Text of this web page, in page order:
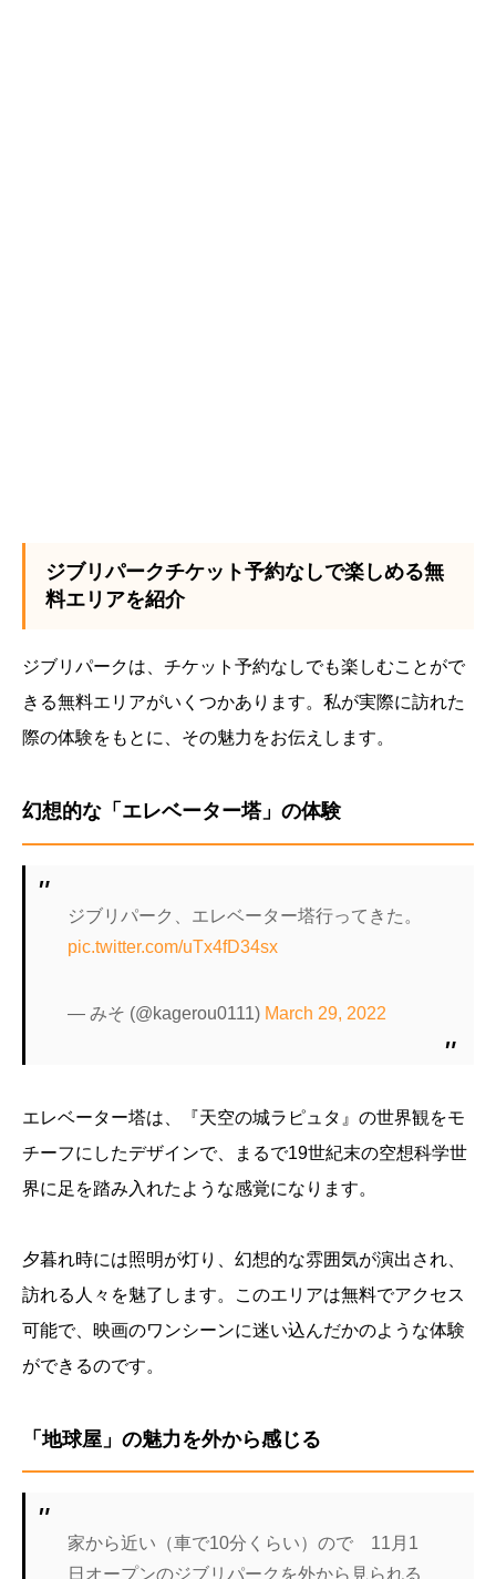
ジブリパークチケット予約なしで楽しめる無
料エリアを紹介
ジブリパークは、チケット予約なしでも楽しむことがで
きる無料エリアがいくつかあります。私が実際に訪れた
際の体験をもとに、その魅力をお伝えします。
幻想的な「エレベーター塔」の体験
ジブリパーク、エレベーター塔行ってきた。
pic.twitter.com/uTx4fD34sx
— みそ (@kagerou0111) March 29, 2022
エレベーター塔は、『天空の城ラピュタ』の世界観をモ
チーフにしたデザインで、まるで19世紀末の空想科学世
界に足を踏み入れたような感覚になります。
夕暮れ時には照明が灯り、幻想的な雰囲気が演出され、
訪れる人々を魅了します。このエリアは無料でアクセス
可能で、映画のワンシーンに迷い込んだかのような体験
ができるのです。
「地球屋」の魅力を外から感じる
家から近い（車で10分くらい）ので 11月1
日オープンのジブリパークを外から見られる